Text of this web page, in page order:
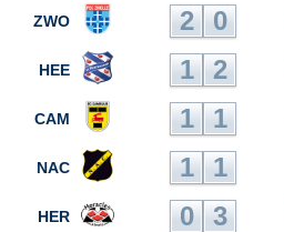
ZWO 2 0
HEE 1 2
CAM 1 1
NAC 1 1
HER 0 3